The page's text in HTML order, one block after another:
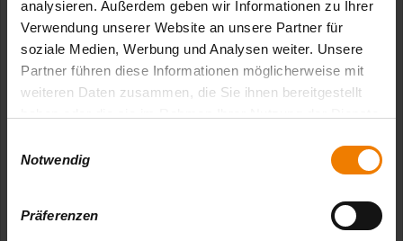
analysieren. Außerdem geben wir Informationen zu Ihrer
Verwendung unserer Website an unsere Partner für
soziale Medien, Werbung und Analysen weiter. Unsere
Partner führen diese Informationen möglicherweise mit
weiteren Daten zusammen, die Sie ihnen bereitgestellt
Notwendig
Präferenzen
Spritzdecke (pro
Person)
5,00 €
3er Kanadier
magenta (pro Boot)
Ab 20 Personen 5 %